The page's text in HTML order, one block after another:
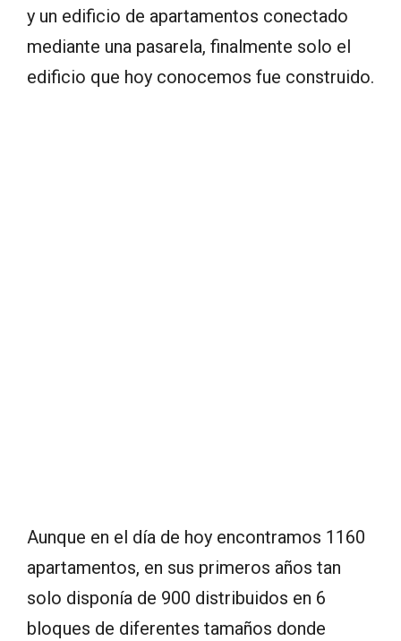
y un edificio de apartamentos conectado
mediante una pasarela, finalmente solo el
edificio que hoy conocemos fue construido.
Aunque en el día de hoy encontramos 1160
apartamentos, en sus primeros años tan
solo disponía de 900 distribuidos en 6
bloques de diferentes tamaños donde